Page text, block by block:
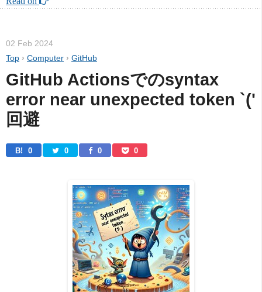
02 Feb 2024
Top › Computer › GitHub
GitHub Actionsでのsyntax
error near unexpected token `('
回避
B! 0 0 0 0